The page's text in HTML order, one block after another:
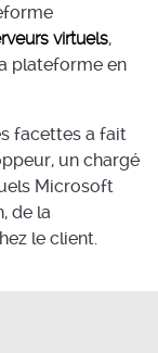
virtuels,
plateforme en
facettes a fait
un chargé
Microsoft
de la
le client.